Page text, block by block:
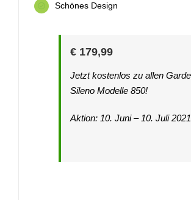
Schönes Design
€ 179,99
Jetzt kostenlos zu allen
Sileno Modelle 850!
Aktion: 10. Juni – 10. Juli 2021